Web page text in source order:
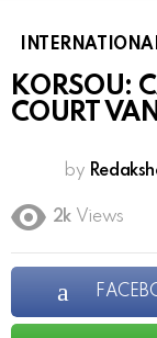
KORSOU:
COURT
by
2k Views